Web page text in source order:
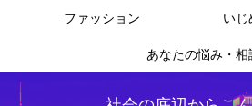
ファッション いじ
あなたの悩み・相